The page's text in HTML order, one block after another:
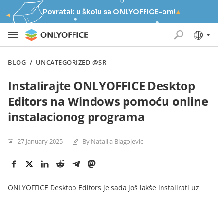
Povratak u školu sa ONLYOFFICE-om!
BLOG / UNCATEGORIZED @SR
Instalirajte ONLYOFFICE Desktop
Editors na Windows pomoću online
instalacionog programa
27 January 2025 By Natalija Blagojevic
ONLYOFFICE Desktop Editors je sada još lakše instalirati uz